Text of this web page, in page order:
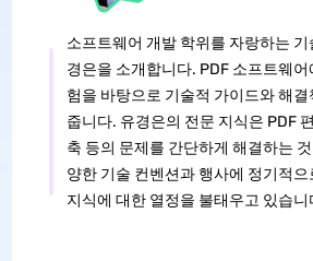
소프트웨어 개발 학위를 자랑하는
경은을 소개합니다. PDF 소프트웨어
험을 바탕으로 기술적 가이드와 해
줍니다. 유경은의 전문 지식은 PDF
축 등의 문제를 간단하게 해결하는
양한 기술 컨벤션과 행사에 정기적
지식에 대한 열정을 불태우고 있습니